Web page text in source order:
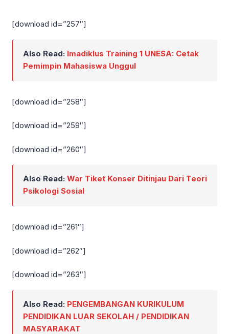
[download id=”257″]
Also Read: Imadiklus Training 1 UNESA: Cetak
Pemimpin Mahasiswa Unggul
[download id=”258″]
[download id=”259″]
[download id=”260″]
Also Read: War Tiket Konser Ditinjau Dari Teori
Psikologi Sosial
[download id=”261″]
[download id=”262″]
[download id=”263″]
Also Read: PENGEMBANGAN KURIKULUM
PENDIDIKAN LUAR SEKOLAH / PENDIDIKAN
MASYARAKAT